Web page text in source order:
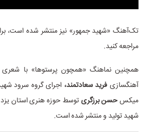
تک‌آهنگ «شهید جمهور» نیز منتشر شده است،
مراجعه کنید.
همچنین نماهنگ «همچون پرستوها» با شعری
آهنگسازی فرید سعادتمند، اجرایگروه سرود
میکسحسن برزگریتوسط حوزه هنری استان
شهید تولید و منتشر شده است.